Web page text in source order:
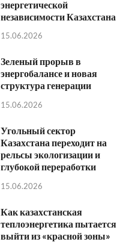
энергетической
независимости Казахстана
15.06.2026
Зеленый прорыв в
энергобалансе и новая
структура генерации
15.06.2026
Угольный сектор
Казахстана переходит на
рельсы экологизации и
глубокой переработки
15.06.2026
Как казахстанская
теплоэнергетика пытается
выйти из «красной зоны»